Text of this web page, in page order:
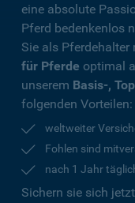
eine absolute
Pferd bedenkenlos
Sie als Pferdehalter
für Pferde optimal
unserem Basis-,
folgenden Vorteilen:
weltweiter
Fohlen sind
nach 1 Jahr
Sichern sie sich